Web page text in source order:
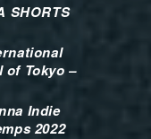
SHORTS
of Tokyo –
Indie
2022